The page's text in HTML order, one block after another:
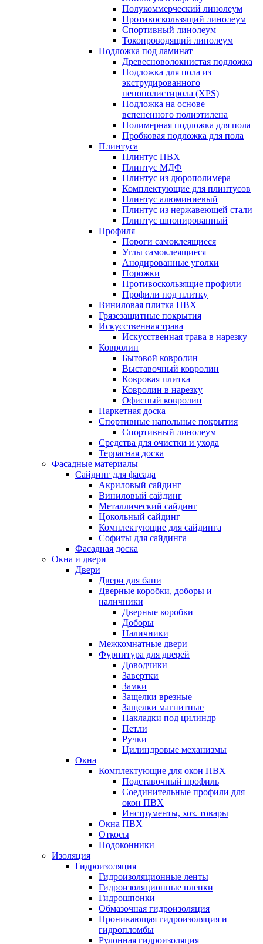
Полукоммерческий линолеум
Противоскользящий линолеум
Спортивный линолеум
Токопроводящий линолеум
Подложка под ламинат
Древесноволокнистая подложка
Подложка для пола из
экструдированного
пенополистирола (XPS)
Подложка на основе
вспененного полиэтилена
Полимерная подложка для пола
Пробковая подложка для пола
Плинтуса
Плинтус ПВХ
Плинтус МДФ
Плинтус из дюрополимера
Комплектующие для плинтусов
Плинтус алюминиевый
Плинтус из нержавеющей стали
Плинтус шпонированный
Профиля
Пороги самоклеящиеся
Углы самоклеящиеся
Анодированные уголки
Порожки
Противоскользящие профили
Профили под плитку
Виниловая плитка ПВХ
Грязезащитные покрытия
Искусственная трава
Искусственная трава в нарезку
Ковролин
Бытовой ковролин
Выставочный ковролин
Ковровая плитка
Ковролин в нарезку
Офисный ковролин
Паркетная доска
Спортивные напольные покрытия
Спортивный линолеум
Средства для очистки и ухода
Террасная доска
Фасадные материалы
Сайдинг для фасада
Акриловый сайдинг
Виниловый сайдинг
Металлический сайдинг
Цокольный сайдинг
Комплектующие для сайдинга
Софиты для сайдинга
Фасадная доска
Окна и двери
Двери
Двери для бани
Дверные коробки, доборы и
наличники
Дверные коробки
Доборы
Наличники
Межкомнатные двери
Фурнитура для дверей
Доводчики
Завертки
Замки
Защелки врезные
Защелки магнитные
Накладки под цилиндр
Петли
Ручки
Цилиндровые механизмы
Окна
Комплектующие для окон ПВХ
Подставочный профиль
Соединительные профили для
окон ПВХ
Инструменты, хоз. товары
Окна ПВХ
Откосы
Подоконники
Изоляция
Гидроизоляция
Гидроизоляционные ленты
Гидроизоляционные пленки
Гидрошпонки
Обмазочная гидроизоляция
Проникающая гидроизоляция и
гидропломбы
Рулонная гидроизоляция